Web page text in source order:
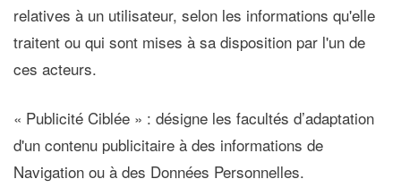
relatives à un utilisateur, selon les informations qu'elle
traitent ou qui sont mises à sa disposition par l'un de
ces acteurs.
« Publicité Ciblée » : désigne les facultés d’adaptation
d'un contenu publicitaire à des informations de
Navigation ou à des Données Personnelles.